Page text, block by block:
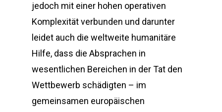
jedoch mit einer hohen operativen
Komplexität verbunden und darunter
leidet auch die weltweite humanitäre
Hilfe, dass die Absprachen in
wesentlichen Bereichen in der Tat den
Wettbewerb schädigten – im
gemeinsamen europäischen